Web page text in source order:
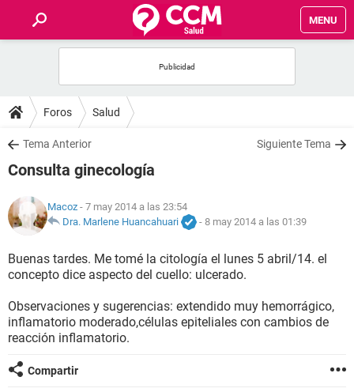
MENU
FOROS
SALUD
NUTRICIÓN
BIENESTAR
SEXUALIDAD
GLOSARIO
Foros Salud
Tema Anterior Siguiente Tema
Consulta ginecología
Macoz - 7 may 2014 a las 23:54
Dra. Marlene Huancahuari
- 8 may 2014 a las 01:39
Buenas tardes. Me tomé la citología el lunes 5 abril/14. el
concepto dice aspecto del cuello: ulcerado.
Observaciones y sugerencias: extendido muy hemorrágico,
inflamatorio moderado,células epiteliales con cambios de
reacción inflamatorio.
Compartir